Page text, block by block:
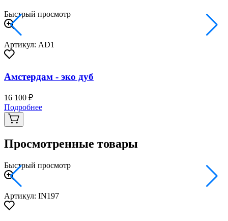
Быстрый просмотр
Артикул: AD1
Амстердам - эко дуб
16 100 ₽
Подробнее
Просмотренные товары
Быстрый просмотр
Артикул: IN197